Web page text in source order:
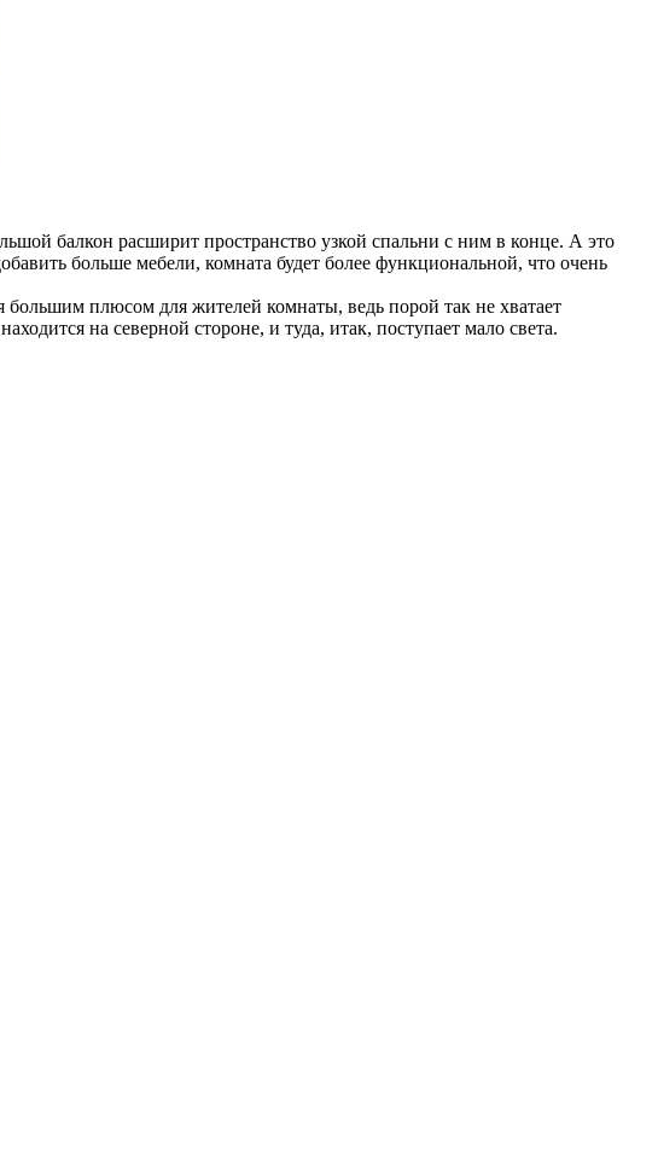
балкон расширит пространство узкой спальни с ним в конце. А это
больше мебели, комната будет более функциональной, что очень
плюсом для жителей комнаты, ведь порой так не хватает
на северной стороне, и туда, итак, поступает мало света.